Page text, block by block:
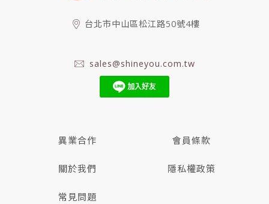
台北市中山區松江路50號4樓
sales@shineyou.com.tw
異業合作
關於我們
常見問題
會員條款
隱私權政策